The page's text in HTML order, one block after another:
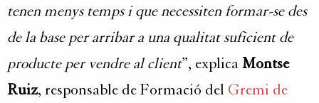
tenen menys temps i que necessiten formar-se des
de la base per arribar a una qualitat suficient de
producte per vendre al client”, explica Montse
Ruiz, responsable de Formació del Gremi de